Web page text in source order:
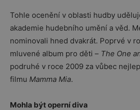
Tohle ocenění v oblasti hudby
akademie hudebního umění a věd.
nominovali hned dvakrát. Poprvé v
mluvené album pro děti – The One
podruhé v roce 2009 za vůbec
filmu Mamma Mia.
Mohla být operní diva